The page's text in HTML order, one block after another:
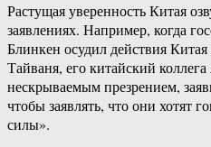
Растущая уверенность Китая
заявлениях. Например, когда
Блинкен осудил действия
Тайваня, его китайский
нескрываемым презрением,
чтобы заявлять, что они хотят
силы».